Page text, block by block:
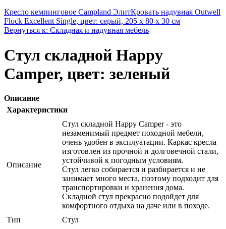
Кресло кемпинговое Campland ЭлитКровать надувная Outwell
Flock Excellent Single, цвет: серый, 205 х 80 х 30 см
Вернуться к: Складная и надувная мебель
Стул складной Happy
Camper, цвет: зеленый
Описание
Характеристики
Описание
Стул складной Happy Camper - это
незаменимый предмет походной мебели,
очень удобен в эксплуатации. Каркас кресла
изготовлен из прочной и долговечной стали,
устойчивой к погодным условиям.
Стул легко собирается и разбирается и не
занимает много места, поэтому подходит для
транспортировки и хранения дома.
Складной стул прекрасно подойдет для
комфортного отдыха на даче или в походе.
Тип
Стул